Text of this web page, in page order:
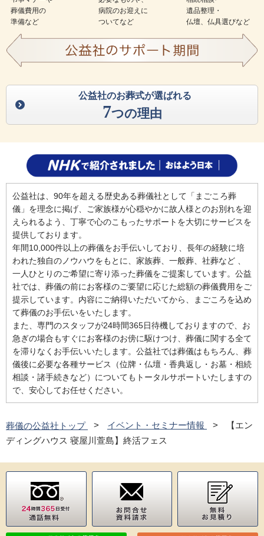
葬儀費用の
準備など
病院のお迎えに
ついてなど
遺品整理・
仏壇、仏具選びなど
公益社のお葬式が選ばれる
7つの理由
公益社は、90年を超える歴史ある葬儀社として「まごころ葬
儀」を理念に掲げ、ご家族様が心穏やかに故人様とのお別れを迎
えられるよう、丁寧で心のこもったサポートを大切にサービスを
提供しております。
年間10,000件以上の葬儀をお手伝いしており、長年の経験に培
われた独自のノウハウをもとに、家族葬、一般葬、社葬など 、
一人ひとりのご希望に寄り添った葬儀をご提案しています。公益
社では、葬儀の前にお客様のご要望に応じた総額の葬儀費用をご
提示しています。内容にご納得いただいてから、まごころを込め
て葬儀のお手伝いをいたします。
また、専門のスタッフが24時間365日待機しておりますので、お
急ぎの場合もすぐにお客様のお傍に駆けつけ、葬儀に関する全て
を滞りなくお手伝いいたします。公益社では葬儀はもちろん、葬
儀後に必要な各種サービス（位牌・仏壇・香典返し・お墓・相続
相談・諸手続きなど）についてもトータルサポートいたしますの
で、安心してお任せください。
葬儀の公益社トップ イベント・セミナー情報
【エン
ディングハウス 寝屋川萱島】終活フェス